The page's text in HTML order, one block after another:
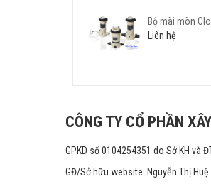
Bộ mài mòn Clo
Liên hệ
CÔNG TY CỔ PHẦN
GPKD số 0104254351 do Sở KH và
GĐ/Sở hữu website: Nguyễn Thị Huệ